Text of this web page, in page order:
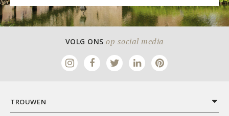
VOLG ONS op social media
TROUWEN